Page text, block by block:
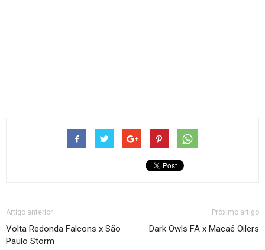
Artigo anterior
Volta Redonda Falcons x São
Paulo Storm
Próximo artigo
Dark Owls FA x Macaé Oilers